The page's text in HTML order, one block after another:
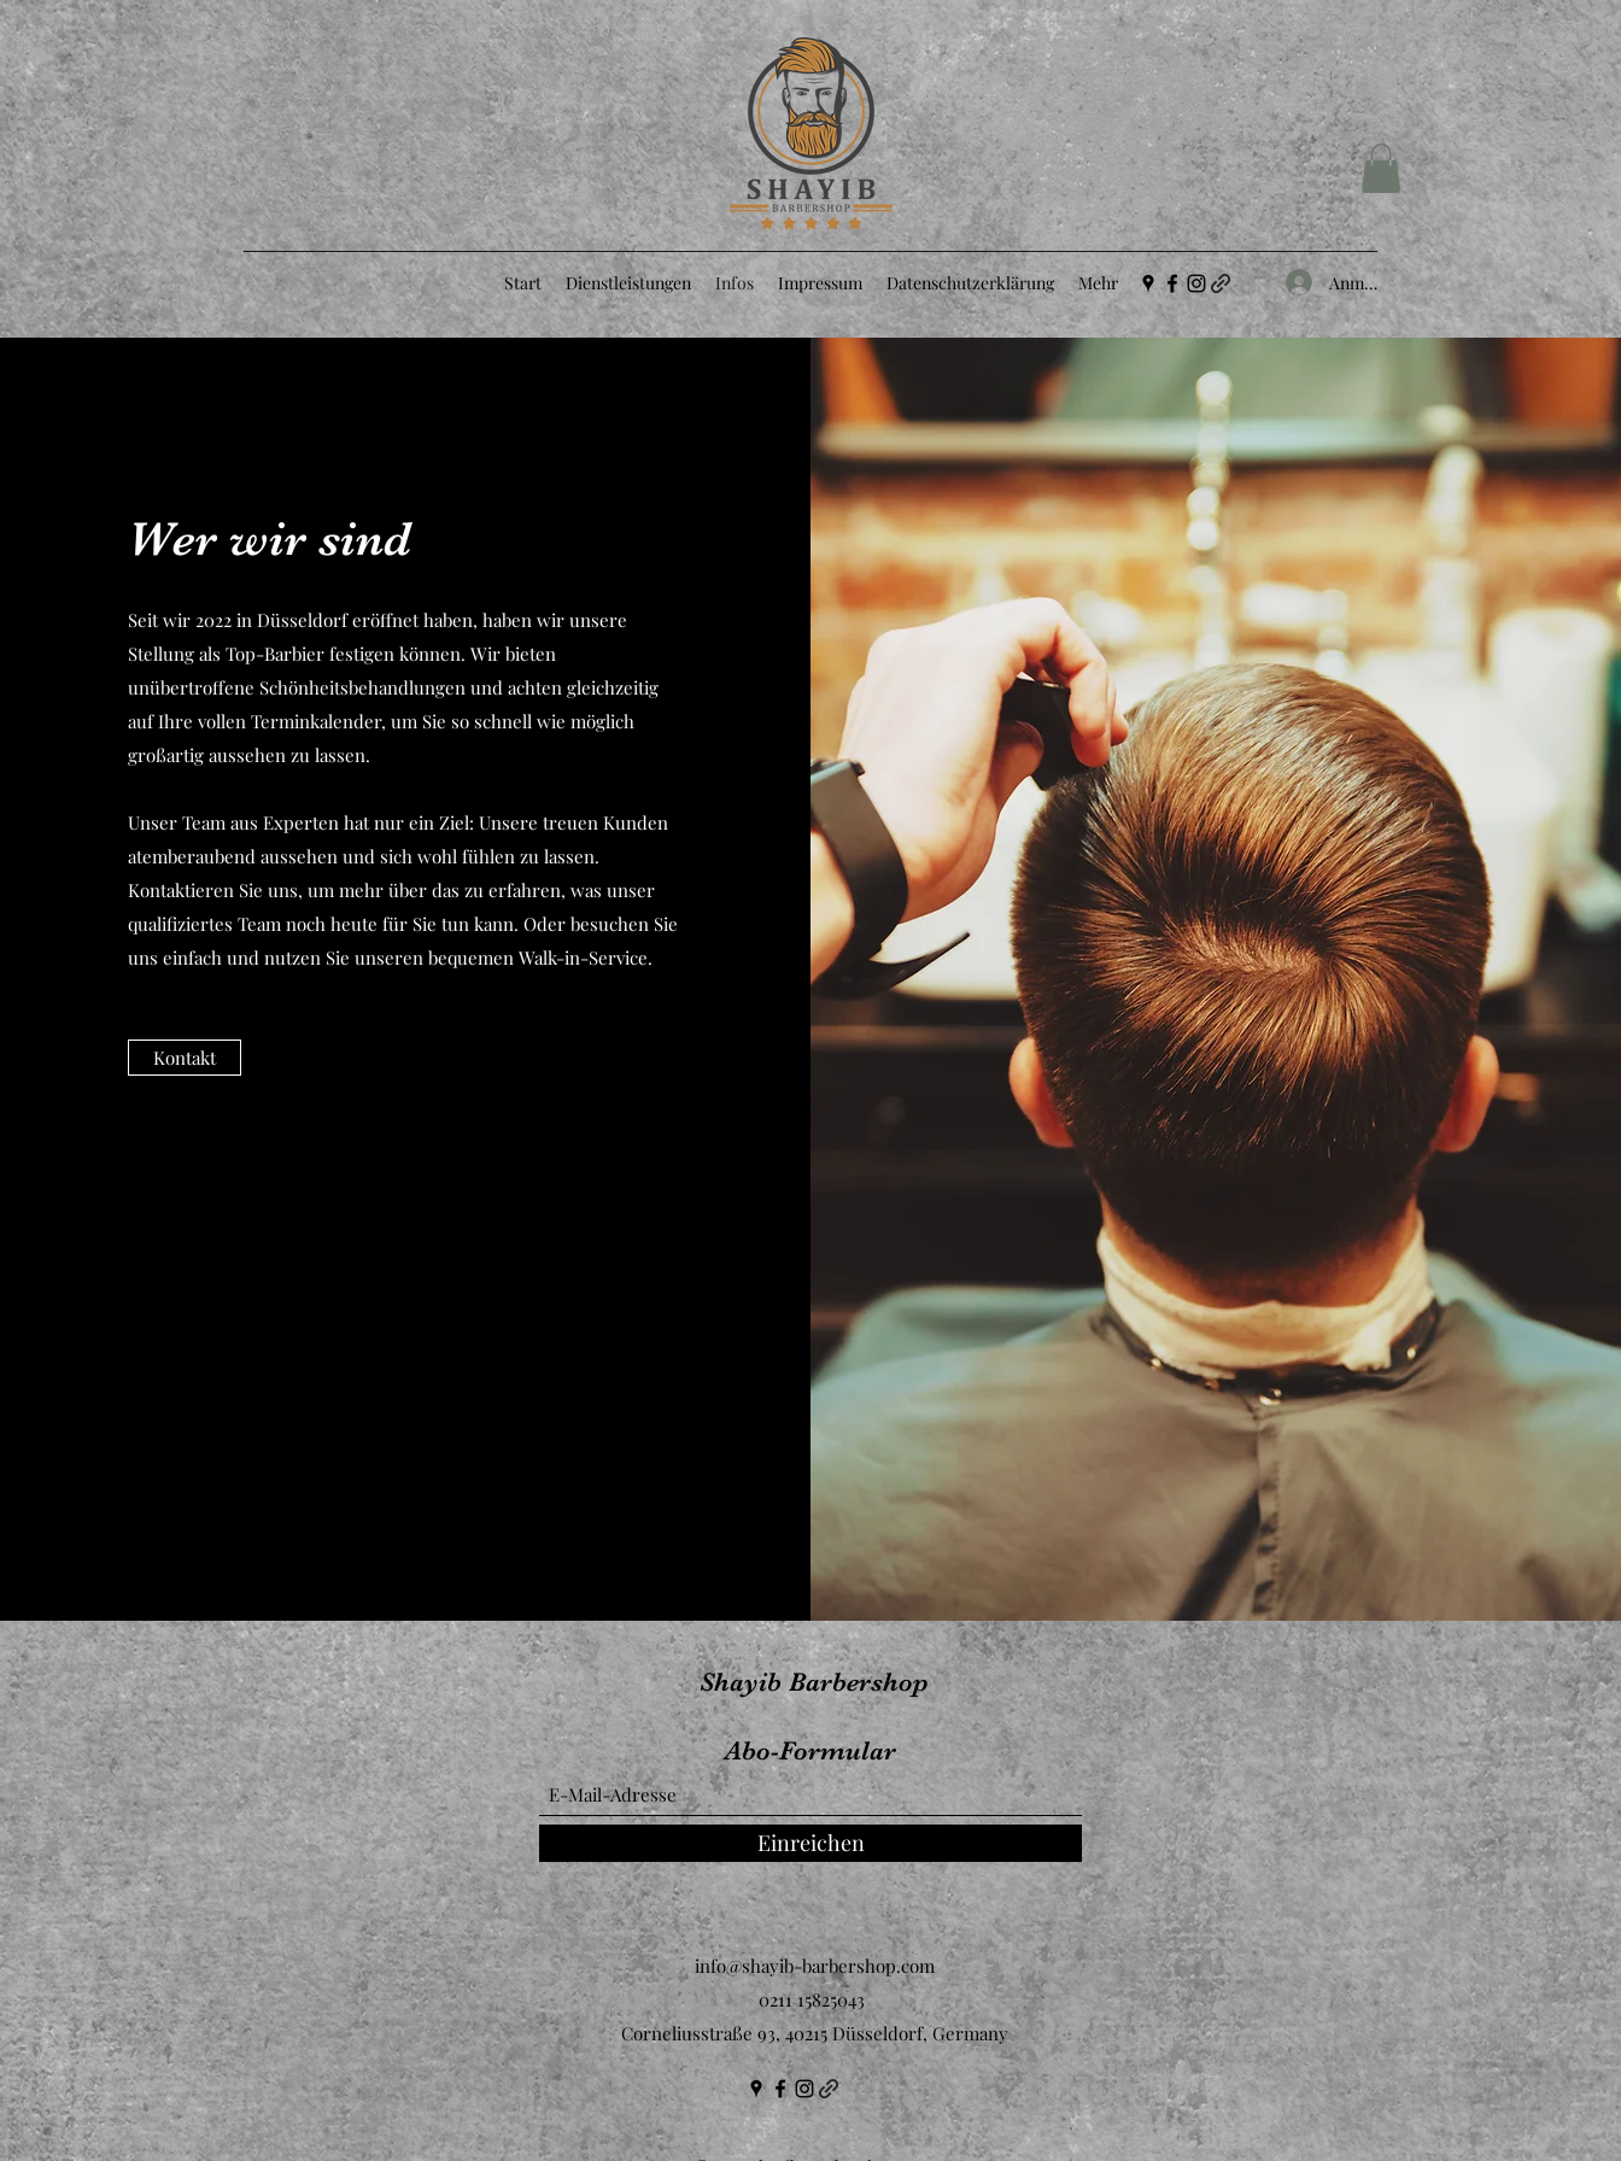
Start Dienstleistungen Infos Impressum Datenschutzerklärung Mehr Anmelden
Wer wir sind
Seit wir 2022 in Düsseldorf eröffnet haben, haben wir unsere
Stellung als Top-Barbier festigen können. Wir bieten
unübertroffene Schönheitsbehandlungen und achten gleichzeitig
auf Ihre vollen Terminkalender, um Sie so schnell wie möglich
großartig aussehen zu lassen.
Unser Team aus Experten hat nur ein Ziel: Unsere treuen Kunden
atemberaubend aussehen und sich wohl fühlen zu lassen.
Kontaktieren Sie uns, um mehr über das zu erfahren, was unser
qualifiziertes Team noch heute für Sie tun kann. Oder besuchen Sie
uns einfach und nutzen Sie unseren bequemen Walk-in-Service.
Kontakt
Shayib Barbershop
Abo-Formular
Einreichen
0211 15825043
info@shayib-barbershop.com
Corneliusstraße 93, 40215 Düsseldorf, Germany